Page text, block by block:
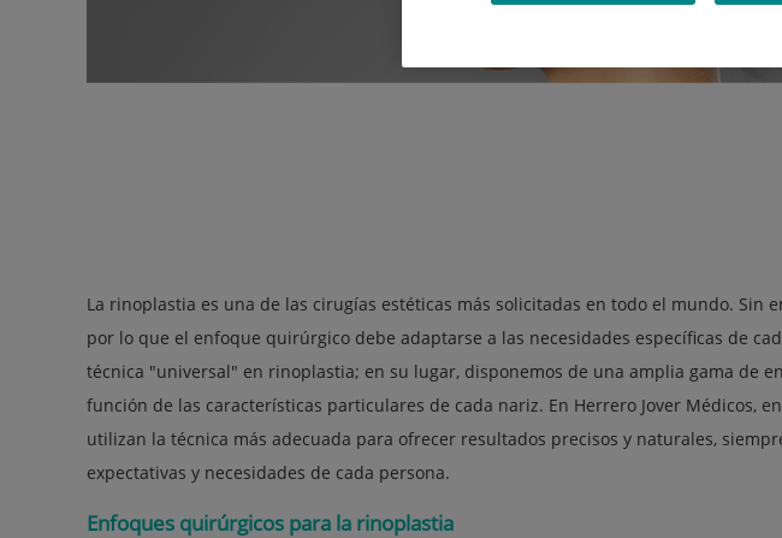
La rinoplastia es una de las cirugías estéticas más solicitadas en todo el mundo. Sin
por lo que el enfoque quirúrgico debe adaptarse a las necesidades específicas de
técnica "universal" en rinoplastia; en su lugar, disponemos de una amplia gama de
función de las características particulares de cada nariz. En Herrero Jover Médicos,
utilizan la técnica más adecuada para ofrecer resultados precisos y naturales,
expectativas y necesidades de cada persona.
Enfoques quirúrgicos para la rinoplastia